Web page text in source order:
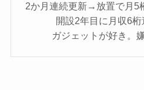
2か月連続更新→放置で月5
開設2年目に月収6桁
ガジェットが好き。